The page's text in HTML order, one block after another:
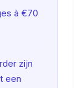
à €70
zijn
een